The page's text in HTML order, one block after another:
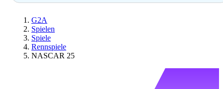
G2A
Spielen
Spiele
Rennspiele
NASCAR 25